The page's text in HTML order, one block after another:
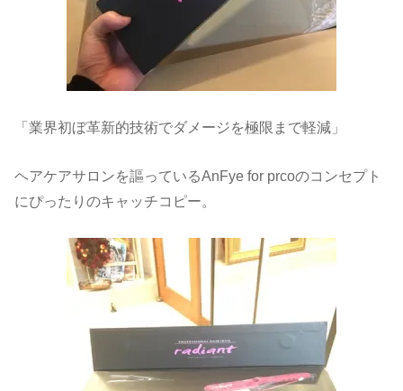
「業界初ぼ革新的技術でダメージを極限まで軽減」
ヘアケアサロンを謳っているAnFye for prcoのコンセプト
にぴったりのキャッチコピー。